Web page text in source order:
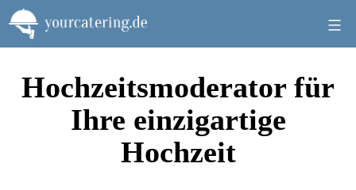
Zum
Inhalt
springen
Hochzeitsmoderator für
Ihre einzigartige
Hochzeit